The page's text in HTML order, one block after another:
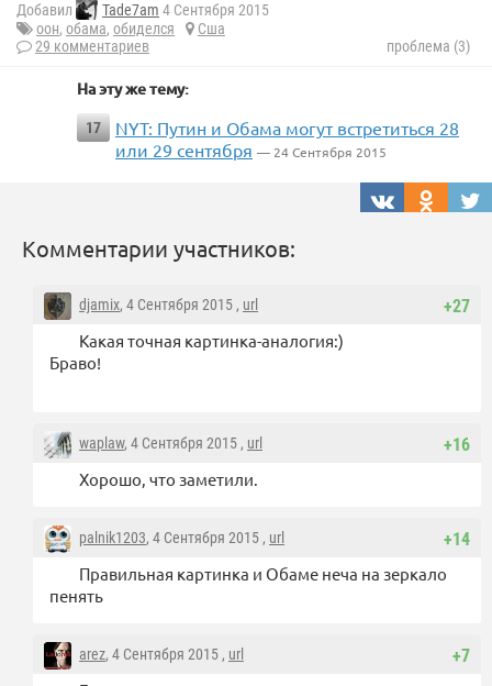
Добавил Tade7am 4 Сентября 2015
оон, обама, обиделся
Сша
29 комментариев
проблема (3)
На эту же тему:
17
NYT: Путин и Обама могут встретиться 28
или 29 сентября — 24 Сентября 2015
Комментарии участников:
+27
djamix, 4 Сентября 2015 , url
Какая точная картинка-аналогия:)
Браво!
+16
waplaw, 4 Сентября 2015 , url
Хорошо, что заметили.
+14
palnik1203, 4 Сентября 2015 , url
Правильная картинка и Обаме неча на зеркало
пенять
+7
arez, 4 Сентября 2015 , url